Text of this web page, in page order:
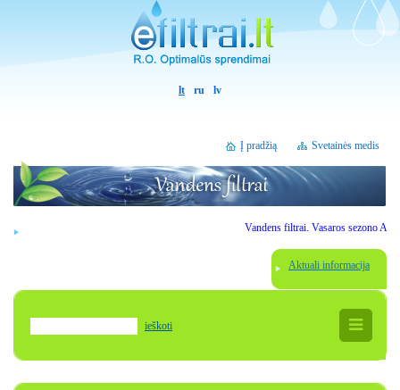
lt ru lv
Svetainės medis
Į pradžią
Vandens filtrai. Vasaros sezono
Aktuali informacija
ieškoti